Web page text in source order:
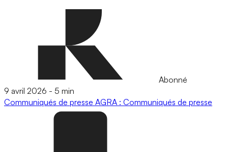
Abonné
9 avril 2026 - 5 min
Communiqués de presse AGRA : Communiqués de presse